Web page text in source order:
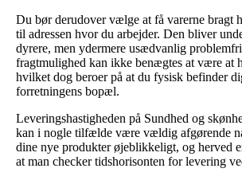
Du bør derudover vælge at få varerne bragt
til adressen hvor du arbejder. Den bliver
dyrere, men ydermere usædvanlig
fragtmulighed kan ikke benægtes at være at
hvilket dog beroer på at du fysisk befinder
forretningens bopæl.
Leveringshastigheden på Sundhed og
kan i nogle tilfælde være vældig afgørende
dine nye produkter øjeblikkeligt, og herved
at man checker tidshorisonten for levering